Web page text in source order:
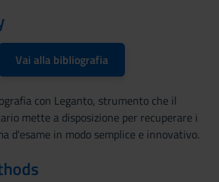
Vai alla bibliografia
con Leganto, strumento che il
mette a disposizione per recuperare i
d'esame in modo semplice e innovativo.